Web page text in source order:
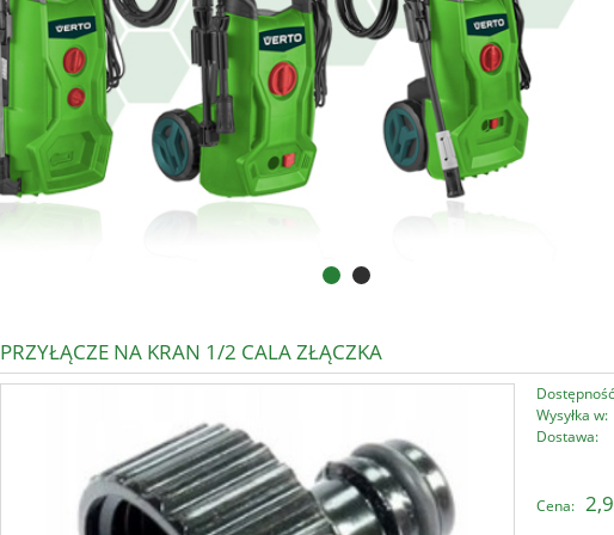
PRZYŁĄCZE NA KRAN 1/2 CALA ZŁĄCZKA
Wysyłka w:
Dostawa:
płatności
Cena: